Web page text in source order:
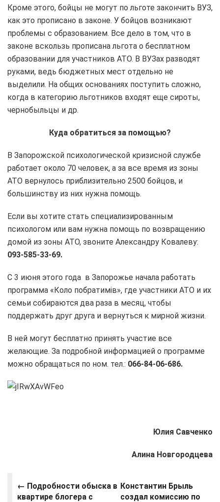
Кроме этого, бойцы не могут по льготе закончить ВУЗ,
как это прописано в законе. У бойцов возникают
проблемы с образованием. Все дело в том, что в
законе вскользь прописана льгота о бесплатном
образовании для участников АТО. В ВУЗах разводят
руками, ведь бюджетных мест отдельно не
выделили. На общих основаниях поступить сложно,
когда в категорию льготников входят еще сироты,
чернобыльцы и др.
Куда обратиться за помощью?
В Запорожской психологической кризисной службе
работает около 70 человек, а за все время из зоны
АТО вернулось приблизительно 2500 бойцов, и
большинству из них нужна помощь.
Если вы хотите стать специализированным
психологом или вам нужна помощь по возвращению
домой из зоны АТО, звоните Александру Ковалеву:
093-585-33-69.
С 3 июня этого года в Запорожье начала работать
программа «Коло побратимів», где участники АТО и их
семьи собираются два раза в месяц, чтобы
поддержать друг друга и вернуться к мирной жизни.
В ней могут бесплатно принять участие все
желающие. За подробной информацией о программе
можно обращаться по ном. тел.: 066-84-06-686.
Юлия Савченко
Алина Новгородцева
← Подробности обыска в
квартире блогера с
Константин Брыль
создал комиссию по